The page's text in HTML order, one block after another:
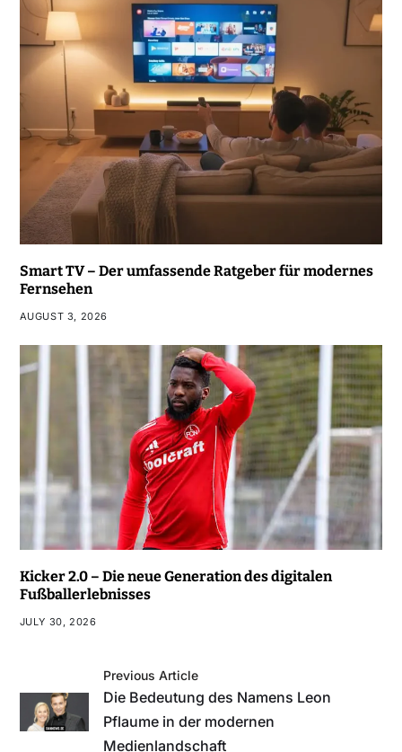
Smart TV – Der umfassende Ratgeber für modernes
Fernsehen
AUGUST 3, 2026
Kicker 2.0 – Die neue Generation des digitalen
Fußballerlebnisses
JULY 30, 2026
Previous Article
Die Bedeutung des Namens Leon
Pflaume in der modernen
Medienlandschaft